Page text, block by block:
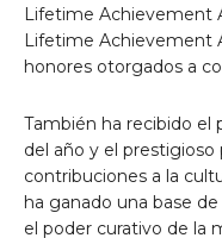
Lifetime Achievement
Lifetime Achievement
honores otorgados a
También ha recibido el
del año y el
contribuciones a la
ha ganado una base
el poder curativo de la